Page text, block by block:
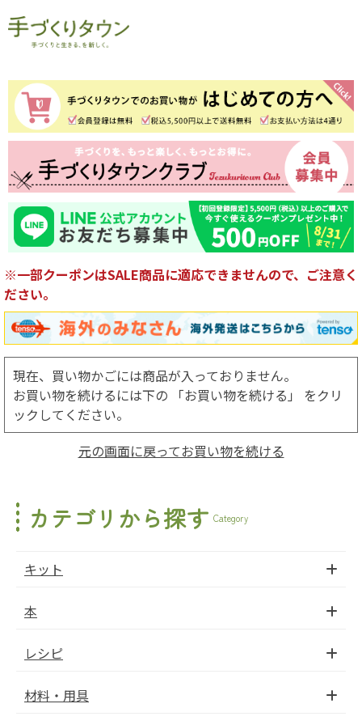
※一部クーポンはSALE商品に適応できませんので、ご注意く
ださい。
現在、買い物かごには商品が入っておりません。
お買い物を続けるには下の 「お買い物を続ける」 をクリ
ックしてください。
元の画面に戻ってお買い物を続ける
カテゴリから探す Category
キット
本
レシピ
材料・用具